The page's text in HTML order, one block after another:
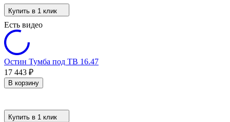
Купить в 1 клик
Есть видео
Остин Тумба под ТВ 16.47
17 443 ₽
В корзину
Купить в 1 клик